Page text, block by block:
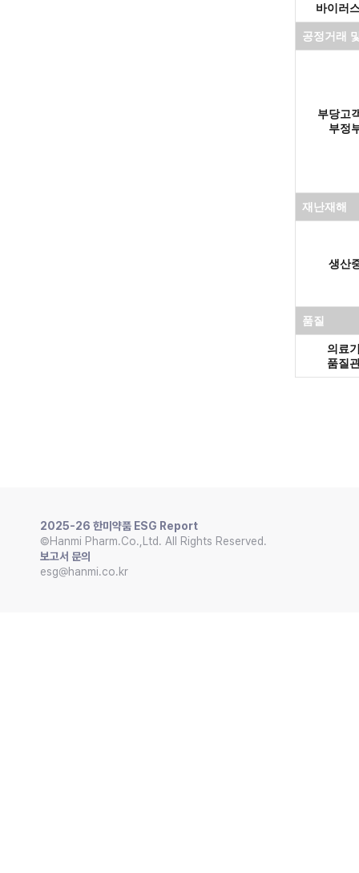
바이러
공정거래
부당고
부정
재난재해
생산
품질
의료
품질
2025-26 한미약품 ESG Report
©Hanmi Pharm.Co.,Ltd. All Rights Reserved.
보고서 문의
esg@hanmi.co.kr